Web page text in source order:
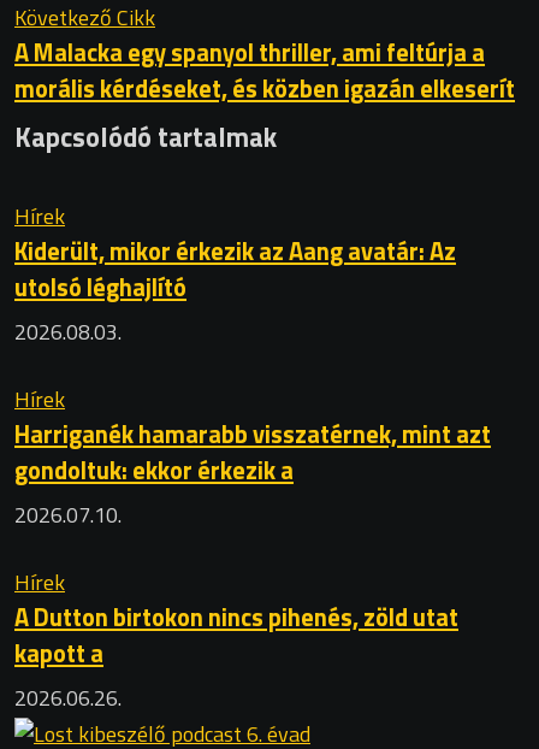
Következő Cikk
A Malacka egy spanyol thriller, ami feltúrja a
morális kérdéseket, és közben igazán elkeserít
Kapcsolódó tartalmak
Hírek
Kiderült, mikor érkezik az Aang avatár: Az
utolsó léghajlító
2026.08.03.
Hírek
Harriganék hamarabb visszatérnek, mint azt
gondoltuk: ekkor érkezik a
2026.07.10.
Hírek
A Dutton birtokon nincs pihenés, zöld utat
kapott a
2026.06.26.